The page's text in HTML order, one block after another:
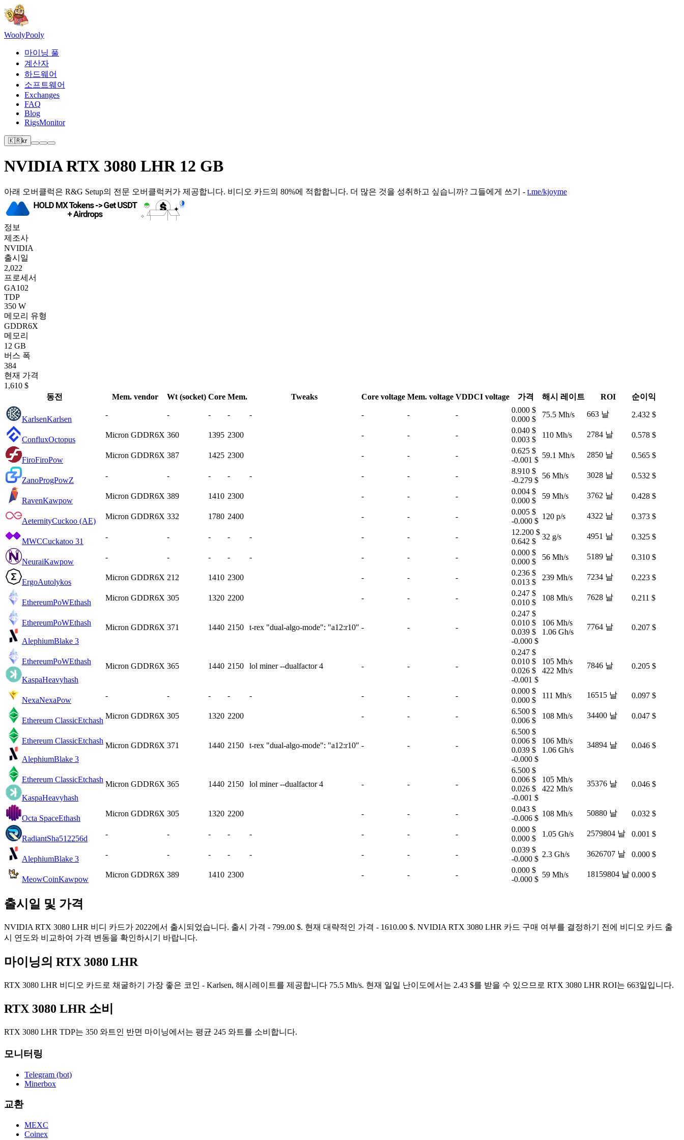
WoolyPooly
마이닝 풀
계산자
하드웨어
소프트웨어
Exchanges
FAQ
Blog
RigsMonitor
🇰🇷kr
NVIDIA RTX 3080 LHR 12 GB
아래 오버클럭은 R&G Setup의 전문 오버클럭커가 제공합니다. 비디오 카드의 80%에 적합합니다. 더 많은 것을 성취하고 싶습니까? 그들에게 쓰기 - t.me/kjoyme
정보
제조사
NVIDIA
출시일
2,022
프로세서
GA102
TDP
350 W
메모리 유형
GDDR6X
메모리
12 GB
버스 폭
384
현재 가격
1,610 $
동전
Mem. vendor Wt (socket) Core Mem. Tweaks Core voltage Mem. voltage VDDCI voltage 가격 해시 레이트 ROI 순이익
KarlsenKarlsen
- - - - - - - -
0.000 $
0.000 $
75.5 Mh/s 663 날 2.432 $
ConfluxOctopus
Micron GDDR6X 360 1395 2300 - - -
0.040 $
0.003 $
110 Mh/s 2784 날 0.578 $
FiroFiroPow
Micron GDDR6X 387 1425 2300 - - -
0.625 $
-0.001 $
59.1 Mh/s 2850 날 0.565 $
ZanoProgPowZ
- - - - - - - -
8.910 $
-0.279 $
56 Mh/s 3028 날 0.532 $
RavenKawpow
Micron GDDR6X 389 1410 2300 - - -
0.004 $
0.000 $
59 Mh/s 3762 날 0.428 $
AeternityCuckoo (AE)
Micron GDDR6X 332 1780 2400 - - -
0.005 $
-0.000 $
120 p/s 4322 날 0.373 $
MWCCuckatoo 31
- - - - - - - -
12.200 $
0.642 $
32 g/s 4951 날 0.325 $
NeuraiKawpow
- - - - - - - -
0.000 $
0.000 $
56 Mh/s 5189 날 0.310 $
ErgoAutolykos
Micron GDDR6X 212 1410 2300 - - -
0.236 $
0.013 $
239 Mh/s 7234 날 0.223 $
EthereumPoWEthash
Micron GDDR6X 305 1320 2200 - - -
0.247 $
0.010 $
108 Mh/s 7628 날 0.211 $
EthereumPoWEthash
AlephiumBlake 3
Micron GDDR6X 371 1440 2150 t-rex "dual-algo-mode": "a12:r10" - - -
0.247 $
0.010 $
0.039 $
-0.000 $
106 Mh/s
1.06 Gh/s
7764 날 0.207 $
EthereumPoWEthash
KaspaHeavyhash
Micron GDDR6X 365 1440 2150 lol miner --dualfactor 4 - - -
0.247 $
0.010 $
0.026 $
-0.001 $
105 Mh/s
422 Mh/s
7846 날 0.205 $
NexaNexaPow
- - - - - - - -
0.000 $
0.000 $
111 Mh/s 16515 날 0.097 $
Ethereum ClassicEtchash
Micron GDDR6X 305 1320 2200 - - -
6.500 $
0.006 $
108 Mh/s 34400 날 0.047 $
Ethereum ClassicEtchash
AlephiumBlake 3
Micron GDDR6X 371 1440 2150 t-rex "dual-algo-mode": "a12:r10" - - -
6.500 $
0.006 $
0.039 $
-0.000 $
106 Mh/s
1.06 Gh/s
34894 날 0.046 $
Ethereum ClassicEtchash
KaspaHeavyhash
Micron GDDR6X 365 1440 2150 lol miner --dualfactor 4 - - -
6.500 $
0.006 $
0.026 $
-0.001 $
105 Mh/s
422 Mh/s
35376 날 0.046 $
Octa SpaceEthash
Micron GDDR6X 305 1320 2200 - - -
0.043 $
-0.006 $
108 Mh/s 50880 날 0.032 $
RadiantSha512256d
- - - - - - - -
0.000 $
0.000 $
1.05 Gh/s 2579804 날 0.001 $
AlephiumBlake 3
- - - - - - - -
0.039 $
-0.000 $
2.3 Gh/s 3626707 날 0.000 $
MeowCoinKawpow
Micron GDDR6X 389 1410 2300 - - -
0.000 $
-0.000 $
59 Mh/s 18159804 날 0.000 $
출시일 및 가격
NVIDIA RTX 3080 LHR 비디 카드가 2022에서 출시되었습니다. 출시 가격 - 799.00 $. 현재 대략적인 가격 - 1610.00 $. NVIDIA RTX 3080 LHR 카드 구매 여부를 결정하기 전에 비디오 카드 출
시 연도와 비교하여 가격 변동을 확인하시기 바랍니다.
마이닝의 RTX 3080 LHR
RTX 3080 LHR 비디오 카드로 채굴하기 가장 좋은 코인 - Karlsen, 해시레이트를 제공합니다 75.5 Mh/s. 현재 일일 난이도에서는 2.43 $를 받을 수 있으므로 RTX 3080 LHR ROI는 663일입니다.
RTX 3080 LHR 소비
RTX 3080 LHR TDP는 350 와트인 반면 마이닝에서는 평균 245 와트를 소비합니다.
모니터링
Telegram (bot)
Minerbox
교환
MEXC
Coinex